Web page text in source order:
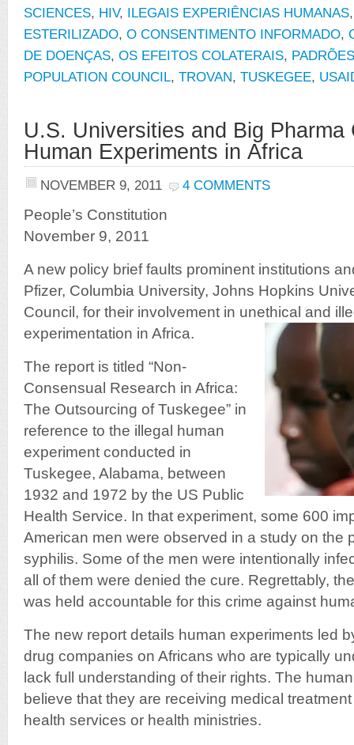
SCIENCES, HIV, ILEGAIS EXPERIÊNCIAS HUMANAS
ESTERILIZADO, O CONSENTIMENTO INFORMADO,
DE DOENÇAS, OS EFEITOS COLATERAIS,
POPULATION COUNCIL, TROVAN, TUSKEGEE,
U.S. Universities and Big Pharma
Human Experiments in Africa
NOVEMBER 9, 2011 4 COMMENTS
People’s Constitution
November 9, 2011
A new policy brief faults prominent institutions
Pfizer, Columbia University, Johns Hopkins
Council, for their involvement in unethical and
experimentation in Africa.
The report is titled “Non-
Consensual Research in Africa:
The Outsourcing of Tuskegee” in
reference to the illegal human
experiment conducted in
Tuskegee, Alabama, between
1932 and 1972 by the US Public
Health Service. In that experiment, some 600
American men were observed in a study on the
syphilis. Some of the men were intentionally
all of them were denied the cure. Regrettably,
was held accountable for this crime against
The new report details human experiments led
drug companies on Africans who are typically
lack full understanding of their rights. The
believe that they are receiving medical
health services or health ministries.